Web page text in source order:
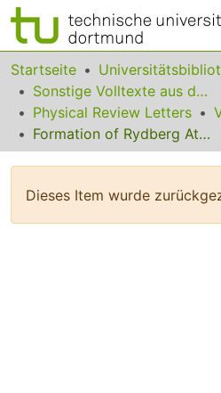
Bereiche & Sammlungen
Das gesamte Repositorium
Statistiken
Startseite
Sonstige Volltexte aus dem Bibliotheksangebot
Physical Review Letters
Formation of Rydberg Atoms in an Expanding Ultracold Neutral Plasma
Dieses Item wurde